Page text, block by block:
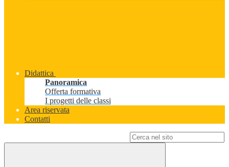
Didattica
Panoramica
Offerta formativa
I progetti delle classi
Area riservata
Contatti